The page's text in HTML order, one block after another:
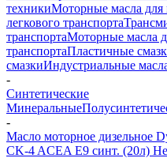
техникиМоторные масла для
легкового транспорта
транспортаМоторные масла
транспортаПластичные
смазкиИндустриальные
-
Синтетические
Минеральные
-
Масло моторное дизельное
CK-4 ACEA E9 синт. (20л)